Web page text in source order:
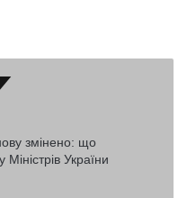
змінено: що
України